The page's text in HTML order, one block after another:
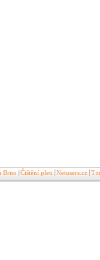
Brno Čištění pleti Netusers.cz